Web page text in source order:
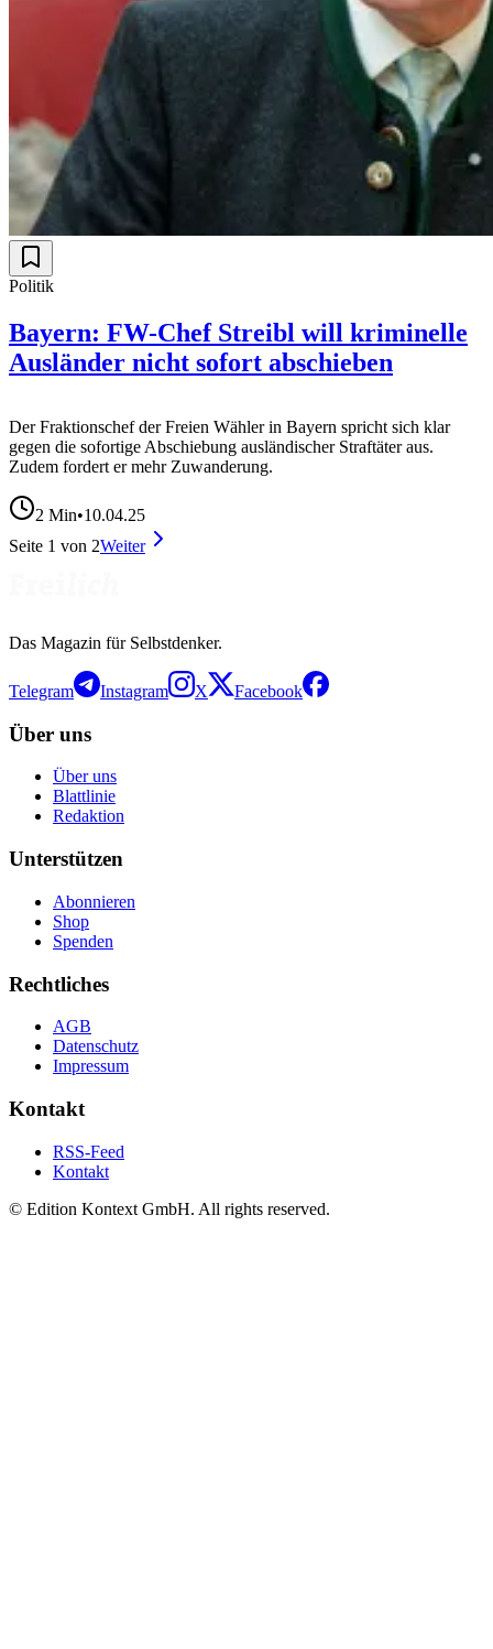
Politik
Bayern: FW-Chef Streibl will kriminelle
Ausländer nicht sofort abschieben
Der Fraktionschef der Freien Wähler in Bayern spricht sich klar
gegen die sofortige Abschiebung ausländischer Straftäter aus.
Zudem fordert er mehr Zuwanderung.
2 Min•10.04.25
Seite 1 von 2Weiter
Das Magazin für Selbstdenker.
Telegram Instagram X Facebook
Über uns
Über uns
Blattlinie
Redaktion
Unterstützen
Abonnieren
Shop
Spenden
Rechtliches
AGB
Datenschutz
Impressum
Kontakt
RSS-Feed
Kontakt
© Edition Kontext GmbH. All rights reserved.